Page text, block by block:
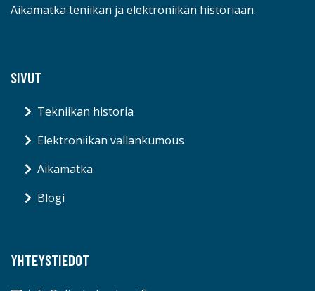
Aikamatka teniikan ja elektroniikan historiaan.
SIVUT
Tekniikan historia
Elektroniikan vallankumous
Aikamatka
Blogi
YHTEYSTIEDOT